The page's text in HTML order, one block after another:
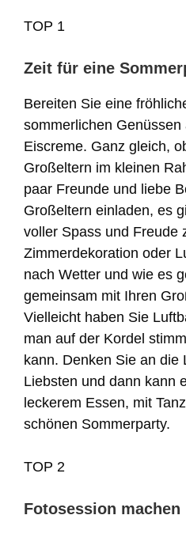
TOP 1
Zeit für eine
Bereiten Sie eine
sommerlichen
Eiscreme. Ganz gleich,
Großeltern im kleinen
paar Freunde und liebe
Großeltern einladen, es
voller Spass und Freude
Zimmerdekoration oder
nach Wetter und wie es
gemeinsam mit Ihren
Vielleicht haben Sie
man auf der Kordel
kann. Denken Sie an die
Liebsten und dann kann
leckerem Essen, mit
schönen Sommerparty.
TOP 2
Fotosession machen